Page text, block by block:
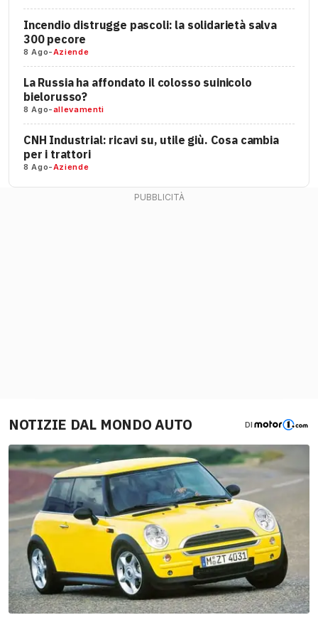
Incendio distrugge pascoli: la solidarietà salva
300 pecore
8 Ago-Aziende
La Russia ha affondato il colosso suinicolo
bielorusso?
8 Ago-allevamenti
CNH Industrial: ricavi su, utile giù. Cosa cambia
per i trattori
8 Ago-Aziende
NOTIZIE DAL MONDO AUTO DI